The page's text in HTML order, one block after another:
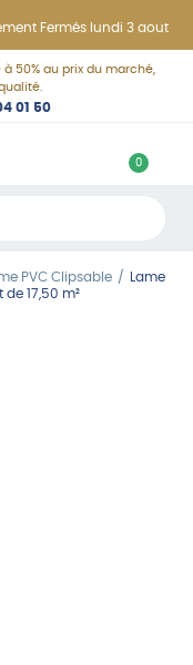
Fermés lundi 3 aout
50% au prix du marché,
01 50
0C
PVC Clipsable
Lame
17,50 m²